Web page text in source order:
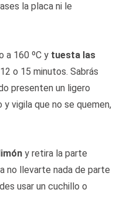
la placa ni le
a 160 ºC y tuesta las
o 15 minutos. Sabrás
presenten un ligero
vigila que no se quemen,
y retira la parte
no llevarte nada de parte
usar un cuchillo o